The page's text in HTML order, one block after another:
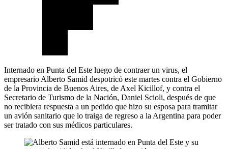
Internado en Punta del Este luego de contraer un virus, el
empresario Alberto Samid despotricó este martes contra el Gobierno
de la Provincia de Buenos Aires, de Axel Kicillof, y contra el
Secretario de Turismo de la Nación, Daniel Scioli, después de que
no recibiera respuesta a un pedido que hizo su esposa para tramitar
un avión sanitario que lo traiga de regreso a la Argentina para poder
ser tratado con sus médicos particulares.